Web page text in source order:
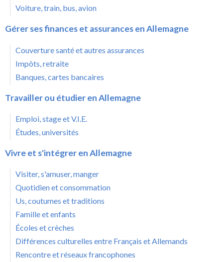
Voiture, train, bus, avion
Gérer ses finances et assurances en Allemagne
Couverture santé et autres assurances
Impôts, retraite
Banques, cartes bancaires
Travailler ou étudier en Allemagne
Emploi, stage et V.I.E.
Études, universités
Vivre et s'intégrer en Allemagne
Visiter, s'amuser, manger
Quotidien et consommation
Us, coutumes et traditions
Famille et enfants
Écoles et crèches
Différences culturelles entre Français et Allemands
Rencontre et réseaux francophones